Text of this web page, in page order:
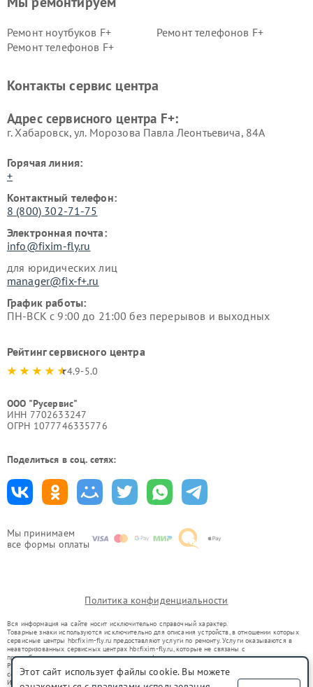
Мы принимаем
все формы оплаты
Ремонт ноутбуков F+
Ремонт телефонов F+
Ремонт телефонов F+
Контакты сервис центра
Адрес сервисного центра F+:
г. Хабаровск, ул. Морозова Павла Леонтьевича, 84А
Горячая линия:
+
Контактный телефон:
8 (800) 302-71-75
Электронная почта:
info@fixim-fly.ru
для юридических лиц
manager@fix-f+.ru
График работы:
ПН-ВСК с 9:00 до 21:00 без перерывов и выходных
Рейтинг сервисного центра
4.9-5.0
ООО "Русервис"
ИНН 7702633247
ОГРН 1077746335776
Поделиться в соц. сетях:
Политика конфиденциальности
Вся информация на сайте носит исключительно справочный характер.
Товарные знаки используются исключительно для описания устройств, в отношении которых
сервисные центры hbr.fixim-fly.ru предоставляют услуги по ремонту. Услуги оказываются в
неавторизованных сервисных центрах hbr.fixim-fly.ru, которые не связаны с
правообладателями товарных знаков или их официальными представителями.
Ремонт осуществляется для устройств, уже введенных в гражданский оборот в соответствии
со статьей 1487 ГК РФ.
Использование товарных знаков не преследует цели индивидуализации услуг или введения
Этот сайт использует файлы cookie. Вы можете